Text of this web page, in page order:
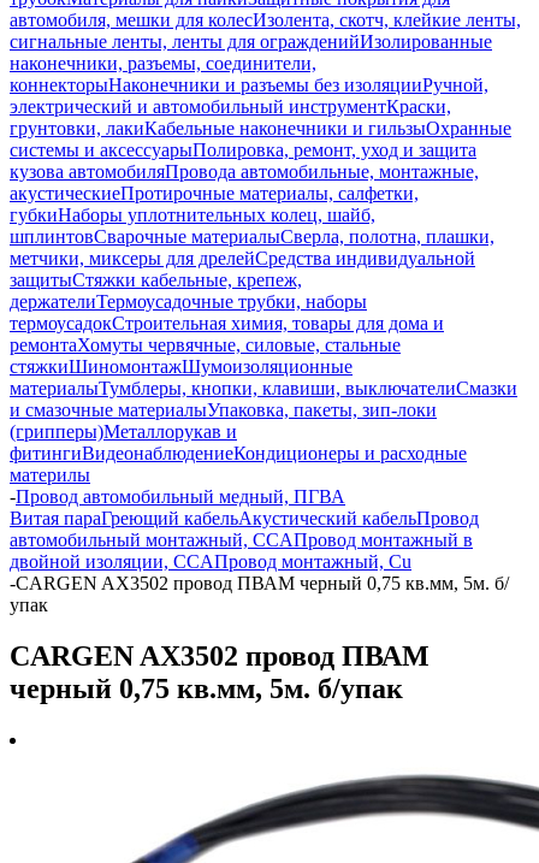
автомобиля, мешки для колесИзолента, скотч, клейкие ленты,
сигнальные ленты, ленты для огражденийИзолированные
наконечники, разъемы, соединители,
коннекторыНаконечники и разъемы без изоляцииРучной,
электрический и автомобильный инструментКраски,
грунтовки, лакиКабельные наконечники и гильзыОхранные
системы и аксессуарыПолировка, ремонт, уход и защита
кузова автомобиляПровода автомобильные, монтажные,
акустическиеПротирочные материалы, салфетки,
губкиНаборы уплотнительных колец, шайб,
шплинтовСварочные материалыСверла, полотна, плашки,
метчики, миксеры для дрелейСредства индивидуальной
защитыСтяжки кабельные, крепеж,
держателиТермоусадочные трубки, наборы
термоусадокСтроительная химия, товары для дома и
ремонтаХомуты червячные, силовые, стальные
стяжкиШиномонтажШумоизоляционные
материалыТумблеры, кнопки, клавиши, выключателиСмазки
и смазочные материалыУпаковка, пакеты, зип-локи
(грипперы)Металлорукав и
фитингиВидеонаблюдениеКондиционеры и расходные
материлы
-Провод автомобильный медный, ПГВА
Витая параГреющий кабельАкустический кабельПровод
автомобильный монтажный, CCAПровод монтажный в
двойной изоляции, CCAПровод монтажный, Cu
-CARGEN AX3502 провод ПВАМ черный 0,75 кв.мм, 5м. б/
упак
CARGEN AX3502 провод ПВАМ
черный 0,75 кв.мм, 5м. б/упак